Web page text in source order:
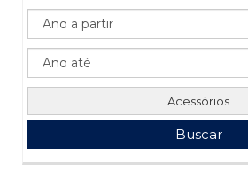
Acessórios
Buscar